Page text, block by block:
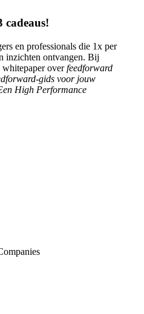
cadeaus!
en professionals die 1x per
inzichten ontvangen. Bij
overfeedforward
gids voor jouw
High Performance